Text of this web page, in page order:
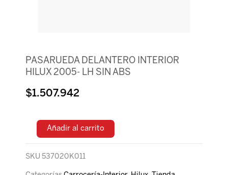
PASARUEDA DELANTERO INTERIOR
HILUX 2005- LH SIN ABS
$1.507.942
Añadir al carrito
SKU 537020K011